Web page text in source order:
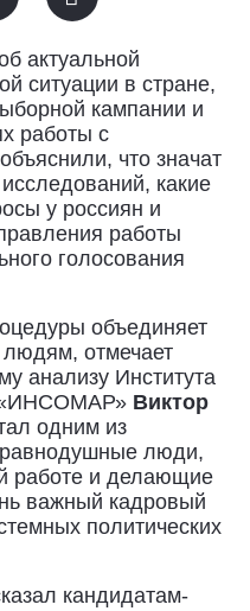
актуальной
ситуации в стране,
кампании и
работы с
что значат
какие
у россиян и
работы
голосования
объединяет
отмечает
анализу Института
«ИНСОМАР» Виктор
одним из
люди,
работе и делающие
важный кадровый
политических
кандидатам-